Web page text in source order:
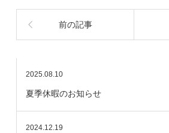
前の記事
2025.08.10
夏季休暇のお知らせ
2024.12.19